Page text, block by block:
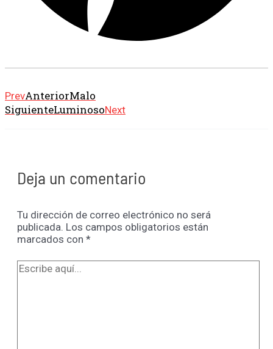
PrevAnteriorMalo
SiguienteLuminosoNext
Deja un comentario
Tu dirección de correo electrónico no será
publicada. Los campos obligatorios están
marcados con *
Escribe